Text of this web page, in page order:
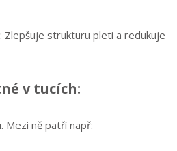
Zlepšuje strukturu pleti a redukuje
v tucích:
Mezi ně patří např: